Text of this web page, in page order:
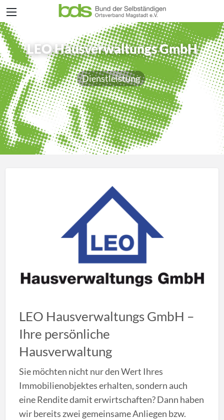
LEO Hausverwaltungs GmbH
Dienstleistung
LEO Hausverwaltungs GmbH –
Ihre persönliche
Hausverwaltung
Sie möchten nicht nur den Wert Ihres
Immobilienobjektes erhalten, sondern auch
eine Rendite damit erwirtschaften? Dann haben
wir bereits zwei gemeinsame Anliegen bzw.